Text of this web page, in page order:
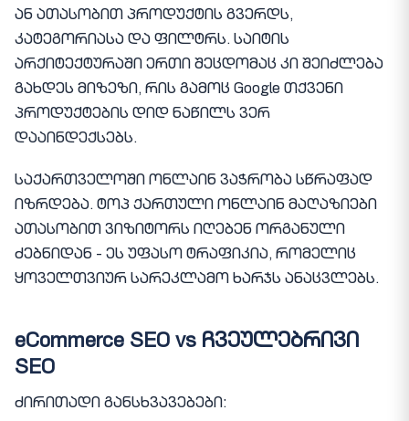
ან ათასობით პროდუქტის გვერდს,
კატეგორიასა და ფილტრს. საიტის
არქიტექტურაში ერთი შეცდომაც კი შეიძლება
გახდეს მიზეზი, რის გამოც Google თქვენი
პროდუქტების დიდ ნაწილს ვერ
დააინდექსებს.
საქართველოში ონლაინ ვაჭრობა სწრაფად
იზრდება. ტოპ ქართული ონლაინ მაღაზიები
ათასობით ვიზიტორს იღებენ ორგანული
ძებნიდან - ეს უფასო ტრაფიკია, რომელიც
ყოველთვიურ სარეკლამო ხარჯს ანაცვლებს.
eCommerce SEO vs ჩვეულებრივი
SEO
ძირითადი განსხვავებები: